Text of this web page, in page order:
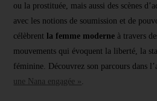
ou la prostituée, mais aussi des scènes
avec les notions de soumission et de
célèbrent la femme moderne à travers
mouvements qui évoquent la liberté, la
féminine. Découvrez son parcours dans
une Nana engagée »